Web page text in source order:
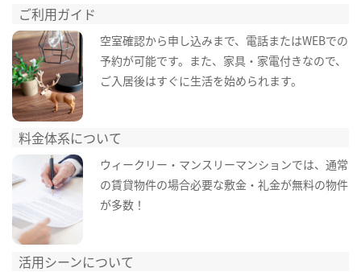
ご利用ガイド
空室確認から申し込みまで、電話またはWEBでの
予約が可能です。また、家具・家電付きなので、
ご入居後はすぐに生活を始められます。
料金体系について
ウィークリー・マンスリーマンションでは、通常
の賃貸物件の場合必要な敷金・礼金が無料の物件
が多数！
活用シーンについて